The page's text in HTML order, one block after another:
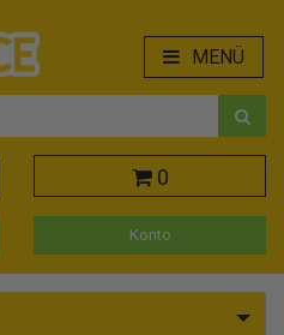
MENÜ
0
Konto